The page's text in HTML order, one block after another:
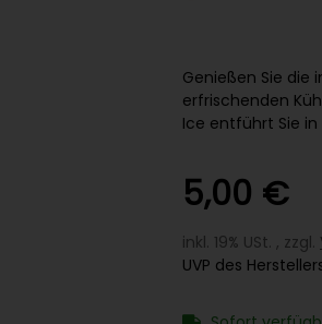
Genießen Sie die
erfrischenden
Ice entführt Sie
5,00 €
inkl. 19% USt. , zzgl.
UVP des